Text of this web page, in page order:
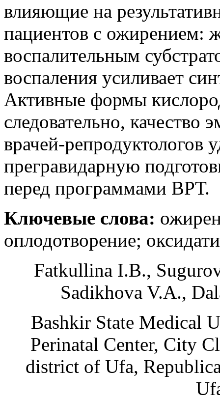
влияющие на
пациентов с ожирением:
воспалительным
воспаления усиливает
Активные формы
следовательно, качество
врачей-репродуктологов
прегравидарную
перед программами ВРТ.
Ключевые слова:
оплодотворение;
Fatkullina I.B.,
Sadikhova V.A.,
Bashkir State Medical
Perinatal Center, City
district of Ufa,